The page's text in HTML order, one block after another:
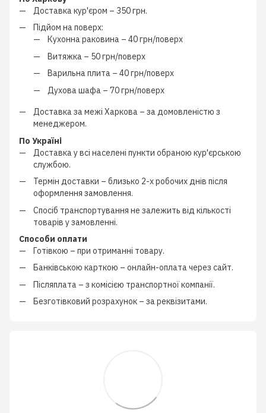
Доставка кур'єром – 350 грн.
Підйом на поверх:
Кухонна раковина – 40 грн/поверх
Витяжка – 50 грн/поверх
Варильна плита – 40 грн/поверх
Духова шафа – 70 грн/поверх
Доставка за межі Харкова – за домовленістю з
менеджером.
По Україні
Доставка у всі населені пункти обраною кур'єрською
службою.
Термін доставки – близько 2-х робочих днів після
оформлення замовлення.
Спосіб транспортування не залежить від кількості
товарів у замовленні.
Способи оплати
Готівкою – при отриманні товару.
Банківською карткою – онлайн-оплата через сайт.
Післяплата – з комісією транспортної компанії.
Безготівковий розрахунок – за реквізитами.